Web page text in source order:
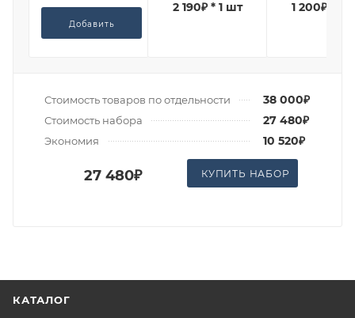
Добавить
2 190₽ * 1 шт 1 200₽ * 1
Стоимость товаров по отдельности 38 000₽
Стоимость набора 27 480₽
Экономия 10 520₽
27 480₽ КУПИТЬ НАБОР
КАТАЛОГ